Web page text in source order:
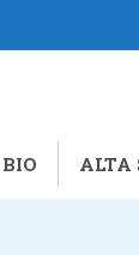
BIO ALTA